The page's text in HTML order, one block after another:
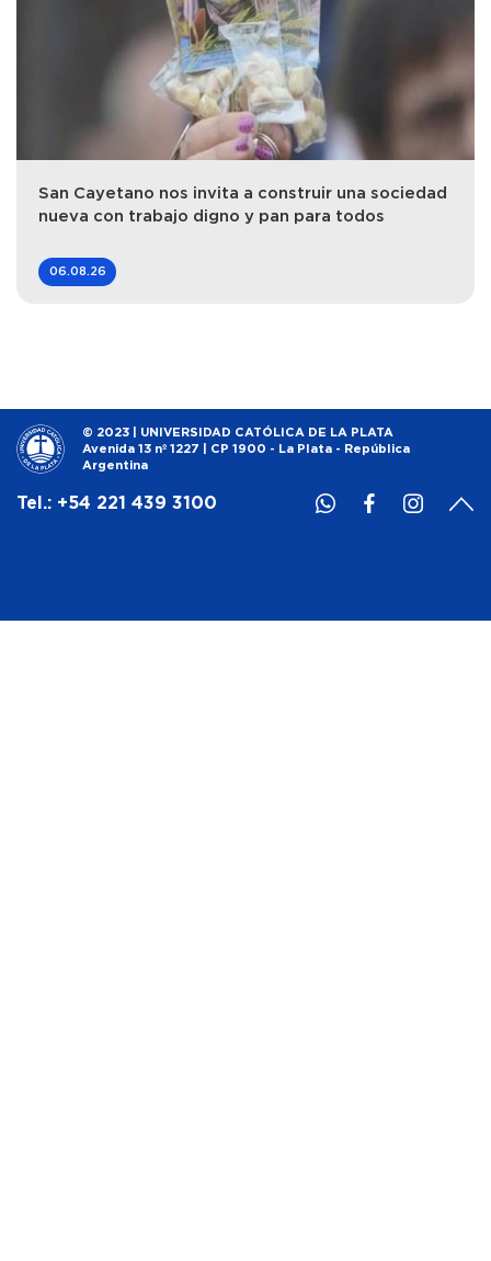
San Cayetano nos invita a construir una sociedad
nueva con trabajo digno y pan para todos
06.08.26
© 2023 | UNIVERSIDAD CATÓLICA DE LA PLATA
Avenida 13 nº 1227 | CP 1900 - La Plata - República
Argentina
Tel.: +54 221 439 3100